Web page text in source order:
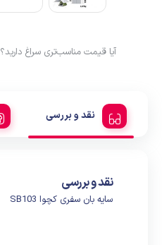
آیا قیمت مناسب‌تری سراغ دارید؟
نقد و بررسی
نقد و بررسی
سایه بان سفری کچوا SB103